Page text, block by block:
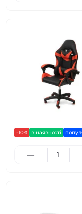
-10% в наявності